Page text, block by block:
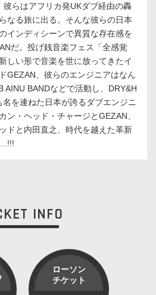
彼らはアフリカ発UKダブ経由の轟
なる旅に出る。そんな彼らの日本
インディシーンで異質な存在感を
だ。投げ銭音楽フェス「全感覚
しい形で音楽を世に放ってきたイ
GEZAN、彼らのエンジニアはなん
AINU BANDなどで活動し、DRY&H
を連ねた日本が誇るダブエンジニ
ン・ヘッド・チャージとGEZAN、
ドと内田直之、時代を越えた革新
…!!!
INFO
ローソン
チケット